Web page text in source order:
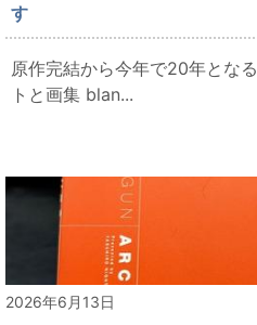
す
原作完結から今年で20年とな
トと画集 blan...
2026年6月13日